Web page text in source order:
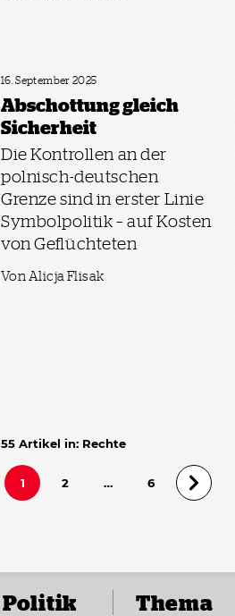
16. September 2025
Abschottung gleich
Sicherheit
Die Kontrollen an der
polnisch-deutschen
Grenze sind in erster Linie
Symbolpolitik – auf Kosten
von Geflüchteten
Von Alicja Flisak
55 Artikel in: Rechte
1 2 … 6
Politik Thema